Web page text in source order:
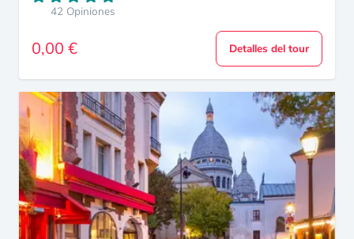
42 Opiniones
0,00 € Detalles del tour